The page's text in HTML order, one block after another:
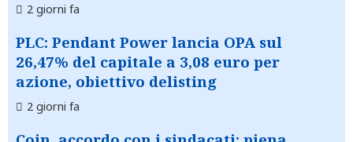
2 giorni fa
PLC: Pendant Power lancia OPA sul
26,47% del capitale a 3,08 euro per
azione, obiettivo delisting
2 giorni fa